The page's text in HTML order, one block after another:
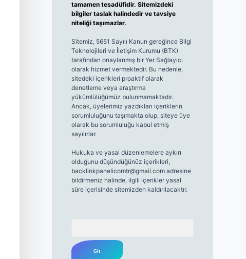
tamamen tesadüfidir. Sitemizdeki
bilgiler taslak halindedir ve tavsiye
niteliği taşımazlar.
Sitemiz, 5651 Sayılı Kanun gereğince Bilgi
Teknolojileri ve İletişim Kurumu (BTK)
tarafından onaylanmış bir Yer Sağlayıcı
olarak hizmet vermektedir. Bu nedenle,
sitedeki içerikleri proaktif olarak
denetleme veya araştırma
yükümlülüğümüz bulunmamaktadır.
Ancak, üyelerimiz yazdıkları içeriklerin
sorumluluğunu taşımakta olup, siteye üye
olarak bu sorumluluğu kabul etmiş
sayılırlar.
Hukuka ve yasal düzenlemelere aykırı
olduğunu düşündüğünüz içerikleri,
backlinkpanelicomtr@gmail.comadresine
bildirmeniz halinde, ilgili içerikler yasal
süre içerisinde sitemizden kaldırılacaktır.